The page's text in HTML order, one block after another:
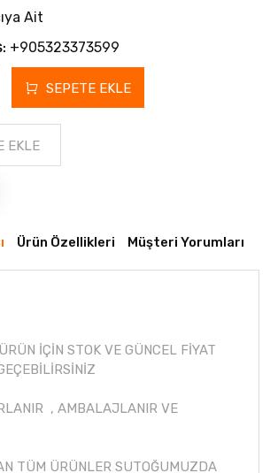
Ait
+905323373599
SEPETE EKLE
EKLE
Ürün Özellikleri Müşteri Yorumları
İÇİN STOK VE GÜNCEL FİYAT
, AMBALAJLANIR VE
TÜM ÜRÜNLER SUTOĞUMUZDA